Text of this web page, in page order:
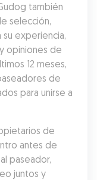
también
selección,
experiencia,
opiniones de
12 meses,
de
para unirse a
de
antes de
paseador,
juntos y